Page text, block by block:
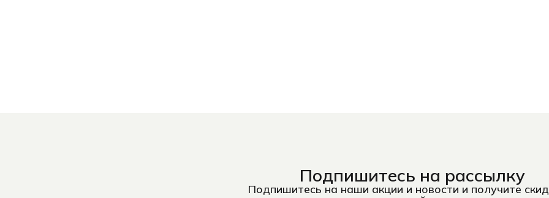
Подпишитесь на рассылку
Подпишитесь на наши акции и новости и получите